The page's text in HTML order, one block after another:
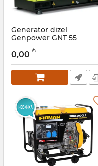
Generator dizel
Genpower GNT 55
009001011
0,00 ₼